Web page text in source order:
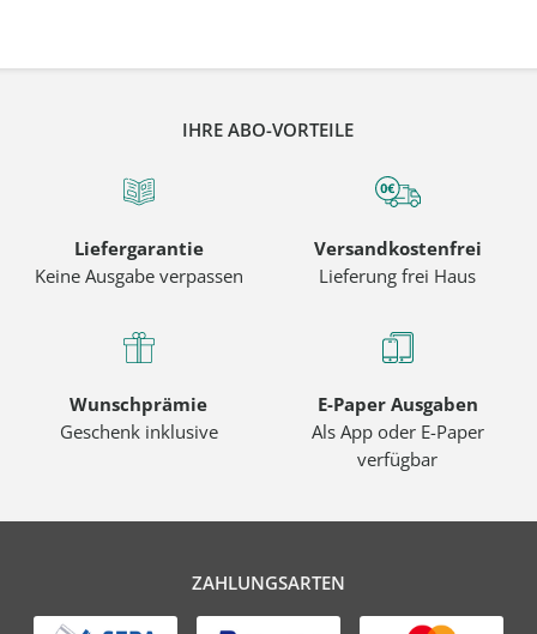
IHRE ABO-VORTEILE
Liefergarantie
Keine Ausgabe verpassen
Versandkostenfrei
Lieferung frei Haus
Wunschprämie
Geschenk inklusive
E-Paper Ausgaben
Als App oder E-Paper
verfügbar
ZAHLUNGSARTEN